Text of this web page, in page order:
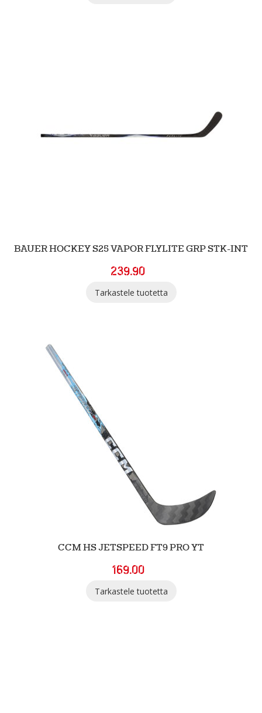
BAUER HOCKEY S25 VAPOR FLYLITE GRP STK-INT
239.90
Tarkastele tuotetta
CCM HS JETSPEED FT9 PRO YT
169.00
Tarkastele tuotetta